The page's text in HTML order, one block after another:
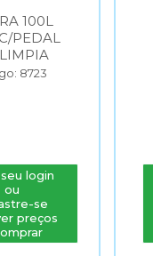
100L
PEDAL
8723
login
ou
se
preços